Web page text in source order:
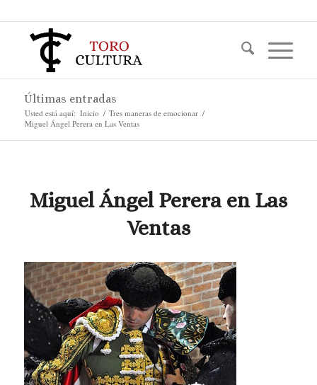
Últimas entradas
Usted está aquí: Inicio / Tres maneras de emocionar /
Miguel Ángel Perera en Las Ventas
Miguel Ángel Perera en Las
Ventas